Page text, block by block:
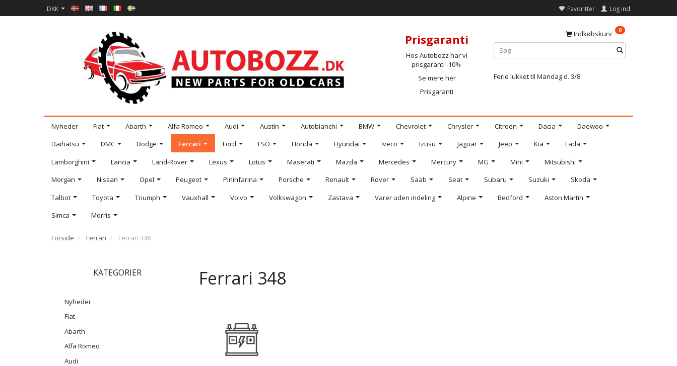
DKK Favoritter Log ind
Prisgaranti
Hos Autobozz har vi
prisgaranti -10%
Se mere her
Prisgaranti
Indkøbskurv 0
Ferie lukket til Mandag d. 3/8
Nyheder Fiat Abarth Alfa Romeo Audi Austin Autobianchi BMW Chevrolet Chrysler Citroën Dacia
Daewoo
Daihatsu
DMC Dodge Ferrari Ford FSO Honda Hyundai Iveco Izusu Jaguar Jeep Kia
Lada
Lamborghini
Lancia Land-Rover Lexus Lotus Maserati Mazda Mercedes Mercury MG Mini
Mitsubishi
Morgan
Nissan Opel Peugeot Pininfarina Porsche Renault Rover Saab Seat Subaru Suzuki
Skoda
Talbot
Toyota Triumph Vauxhall Volvo Volkswagon Zastava Varer uden indeling Alpine Bedford
Aston Martin
Simca
Morris
Forside Ferrari Ferrari 348
KATEGORIER
Nyheder
Fiat
Abarth
Alfa Romeo
Audi
Ferrari 348